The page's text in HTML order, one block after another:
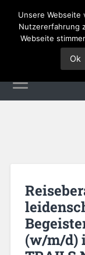
(w/m/d)
Unsere Webseite
Nutzererfahrung
Webseite
Ok